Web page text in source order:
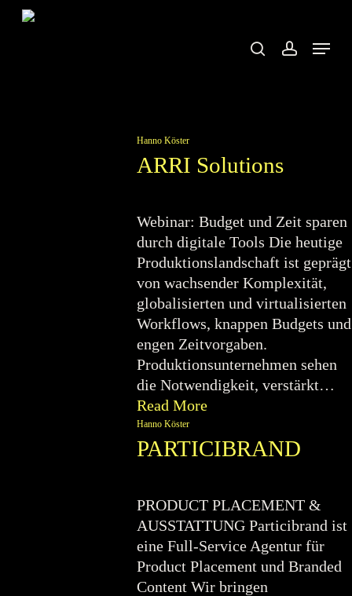
Skip
Menu
Hanno Köster
ARRI Solutions
Webinar: Budget und Zeit sparen
durch digitale Tools Die heutige
Produktionslandschaft ist geprägt
von wachsender Komplexität,
globalisierten und virtualisierten
Workflows, knappen Budgets und
engen Zeitvorgaben.
Produktionsunternehmen sehen
die Notwendigkeit, verstärkt…
Read More
Hanno Köster
PARTICIBRAND
PRODUCT PLACEMENT &
AUSSTATTUNG Particibrand ist
eine Full-Service Agentur für
Product Placement und Branded
Content Wir bringen